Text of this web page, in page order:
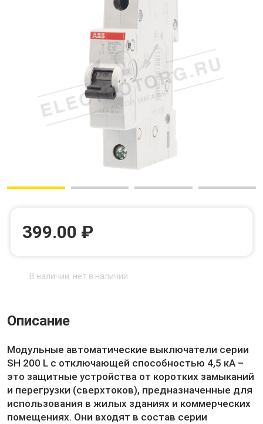
399.00 ₽
В наличии: нет в наличии
Описание
Модульные автоматические выключатели серии
SH 200 L с отключающей способностью 4,5 кА –
это защитные устройства от коротких замыканий
и перегрузки (сверхтоков), предназначенные для
использования в жилых зданиях и коммерческих
помещениях. Они входят в состав серии